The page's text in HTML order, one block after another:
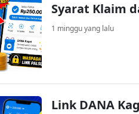
Syarat Klaim
1 minggu yang lalu
Link DANA